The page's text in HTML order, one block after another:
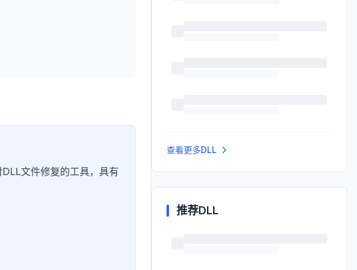
文件修复的工具，具有
查看更多DLL
推荐DLL